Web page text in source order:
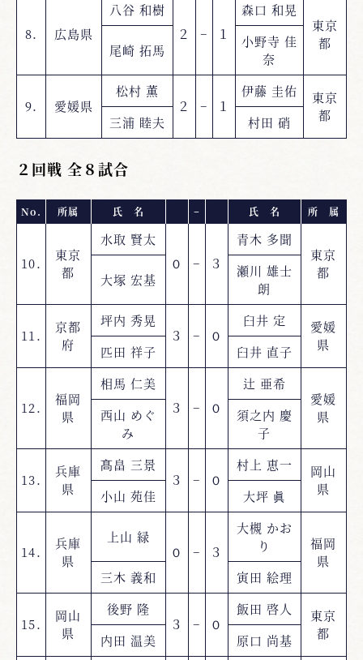
8. 広島県
八谷 和樹
２
− １
森口 和晃
東京
都
尾崎 拓馬
小野寺 佳
奈
9. 愛媛県
松村 薫
２
− １
伊藤 圭佑
東京
都
三浦 睦夫 村田 硝
２回戦 全８試合
No. 所属 氏 名 − 氏 名 所 属
10.
東京
都
水取 賢太
０
− ３
青木 多聞
東京
都
大塚 宏基
瀬川 雄士
朗
11.
京都
府
坪内 秀晃
３
− ０
臼井 定
愛媛
県
匹田 祥子 臼井 直子
12.
福岡
県
相馬 仁美
３
− ０
辻 亜希
愛媛
県
西山 めぐ
み
須之内 慶
子
13.
兵庫
県
髙畠 三景
３
− ０
村上 恵一
岡山
県
小山 苑佳 大坪 眞
14.
兵庫
県
上山 緑
０
− ３
大槻 かお
り
福岡
県
三木 義和
寅田 絵理
15.
岡山
県
後野 隆
３
− ０
飯田 啓人
東京
都
内田 温美 原口 尚基